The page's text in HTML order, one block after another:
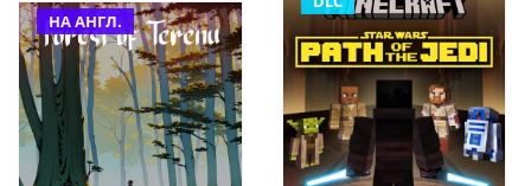
НА АНГЛ.